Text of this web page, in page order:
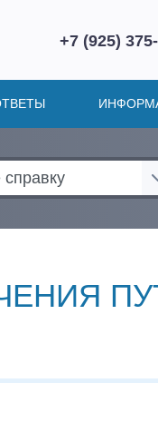
+7 (925)